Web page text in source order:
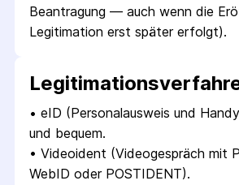
Beantragung — auch wenn die
Legitimation erst später erfolgt).
• eID (Personalausweis und
und bequem.
• Videoident (Videogespräch mit
WebID oder POSTIDENT).